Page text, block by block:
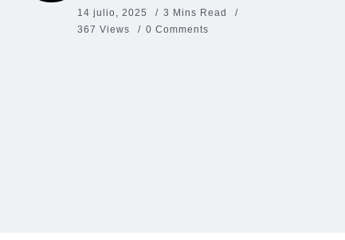
14 julio, 2025
3 Mins Read
367 Views
0 Comments